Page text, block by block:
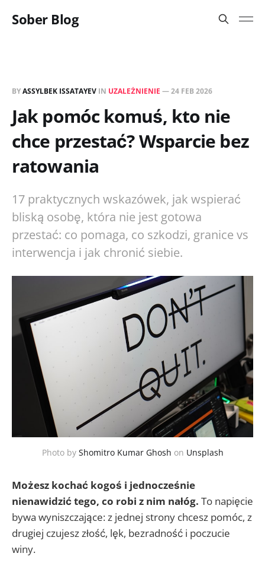
Sober Blog
BYASSYLBEK ISSATAYEV IN UZALEŻNIENIE —24 FEB 2026
Jak pomóc komuś, kto nie
chce przestać? Wsparcie bez
ratowania
17 praktycznych wskazówek, jak wspierać
bliską osobę, która nie jest gotowa
przestać: co pomaga, co szkodzi, granice vs
interwencja i jak chronić siebie.
Photo by Shomitro Kumar Ghosh on Unsplash
Możesz kochać kogoś i jednocześnie
nienawidzić tego, co robi z nim nałóg. To napięcie
bywa wyniszczające: z jednej strony chcesz pomóc, z
drugiej czujesz złość, lęk, bezradność i poczucie
winy.